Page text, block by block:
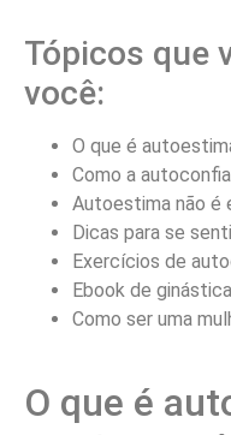
Tópicos que
você:
O que é
Como a
Autoestima não é
Dicas para se
Exercícios de
Ebook de
Como ser uma
O que é